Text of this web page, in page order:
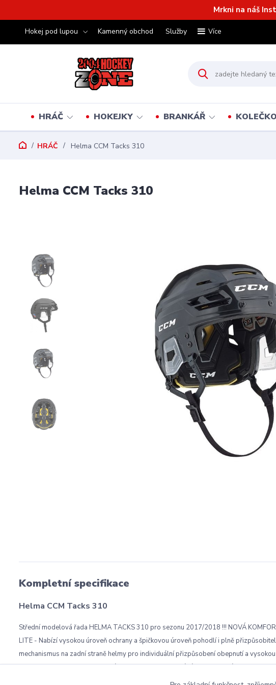
Mrkni na náš
Hokej pod lupou Kamenný obchod Služby Více
HRÁČ HOKEJKY BRANKÁŘ
HRÁČ Helma CCM Tacks 310
Helma CCM Tacks 310
Kompletní specifikace
Helma CCM Tacks 310
Střední modelová řada HELMA TACKS 310 pro sezonu 2017/2018 !!! NOVÁ
LITE - Nabízí vysokou úroveň ochrany a špičkovou úroveň pohodlí i plně
mechanismus na zadní straně helmy pro individuální přizpůsobení obepnutí a
- Vzhled preferovaný profesionály s tvarem, který pomáhá pohlcovat nárazy